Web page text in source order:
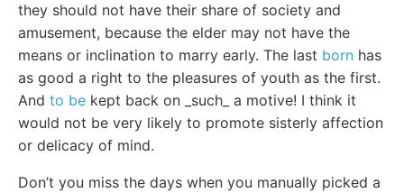
they should not have their share of society and
amusement, because the elder may not have the
means or inclination to marry early. The last born has
as good a right to the pleasures of youth as the first.
And to be kept back on _such_ a motive! I think it
would not be very likely to promote sisterly affection
or delicacy of mind.
Don’t you miss the days when you manually picked a